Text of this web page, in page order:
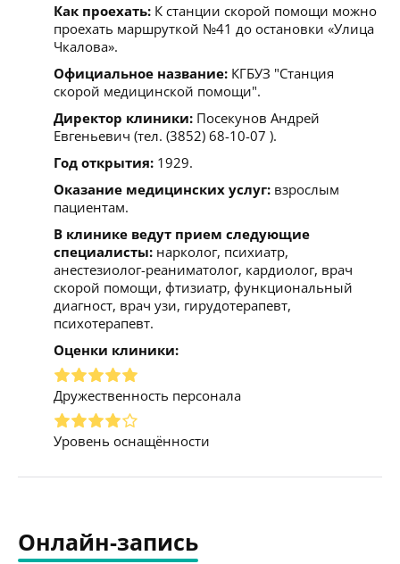
Как проехать: К станции скорой помощи можно
проехать маршруткой №41 до остановки «Улица
Чкалова».
Официальное название: КГБУЗ "Станция
скорой медицинской помощи".
Директор клиники: Посекунов Андрей
Евгеньевич (тел. (3852) 68-10-07 ).
Год открытия: 1929.
Оказание медицинских услуг: взрослым
пациентам.
В клинике ведут прием следующие
специалисты: нарколог, психиатр,
анестезиолог-реаниматолог, кардиолог, врач
скорой помощи, фтизиатр, функциональный
диагност, врач узи, гирудотерапевт,
психотерапевт.
Оценки клиники:
Дружественность персонала
Уровень оснащённости
Онлайн-запись